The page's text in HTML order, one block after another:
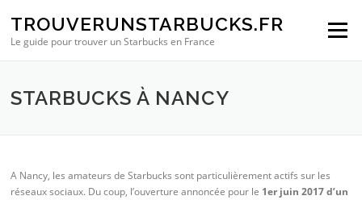
TROUVERUNSTARBUCKS.FR
Le guide pour trouver un Starbucks en France
Menu
STARBUCKS À NANCY
A Nancy, les amateurs de Starbucks sont particulièrement actifs sur les
réseaux sociaux. Du coup, l’ouverture annoncée pour le 1er juin 2017 d’un